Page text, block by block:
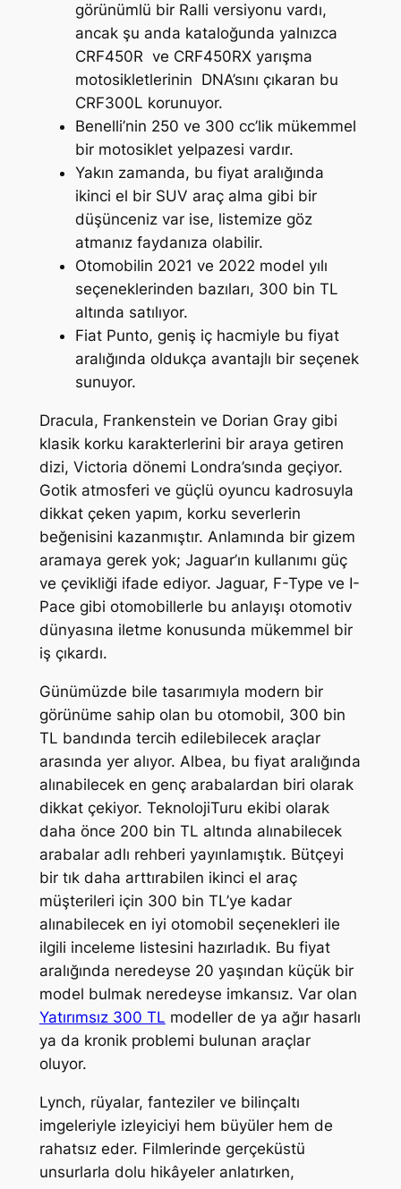
görünümlü bir Ralli versiyonu vardı,
ancak şu anda kataloğunda yalnızca
CRF450R ve CRF450RX yarışma
motosikletlerinin DNA’sını çıkaran bu
CRF300L korunuyor.
Benelli’nin 250 ve 300 cc’lik mükemmel
bir motosiklet yelpazesi vardır.
Yakın zamanda, bu fiyat aralığında
ikinci el bir SUV araç alma gibi bir
düşünceniz var ise, listemize göz
atmanız faydanıza olabilir.
Otomobilin 2021 ve 2022 model yılı
seçeneklerinden bazıları, 300 bin TL
altında satılıyor.
Fiat Punto, geniş iç hacmiyle bu fiyat
aralığında oldukça avantajlı bir seçenek
sunuyor.
Dracula, Frankenstein ve Dorian Gray gibi
klasik korku karakterlerini bir araya getiren
dizi, Victoria dönemi Londra’sında geçiyor.
Gotik atmosferi ve güçlü oyuncu kadrosuyla
dikkat çeken yapım, korku severlerin
beğenisini kazanmıştır. Anlamında bir gizem
aramaya gerek yok; Jaguar’ın kullanımı güç
ve çevikliği ifade ediyor. Jaguar, F-Type ve I-
Pace gibi otomobillerle bu anlayışı otomotiv
dünyasına iletme konusunda mükemmel bir
iş çıkardı.
Günümüzde bile tasarımıyla modern bir
görünüme sahip olan bu otomobil, 300 bin
TL bandında tercih edilebilecek araçlar
arasında yer alıyor. Albea, bu fiyat aralığında
alınabilecek en genç arabalardan biri olarak
dikkat çekiyor. TeknolojiTuru ekibi olarak
daha önce 200 bin TL altında alınabilecek
arabalar adlı rehberi yayınlamıştık. Bütçeyi
bir tık daha arttırabilen ikinci el araç
müşterileri için 300 bin TL’ye kadar
alınabilecek en iyi otomobil seçenekleri ile
ilgili inceleme listesini hazırladık. Bu fiyat
aralığında neredeyse 20 yaşından küçük bir
model bulmak neredeyse imkansız. Var olan
Yatırımsız 300 TL modeller de ya ağır hasarlı
ya da kronik problemi bulunan araçlar
oluyor.
Lynch, rüyalar, fanteziler ve bilinçaltı
imgeleriyle izleyiciyi hem büyüler hem de
rahatsız eder. Filmlerinde gerçeküstü
unsurlarla dolu hikâyeler anlatırken,